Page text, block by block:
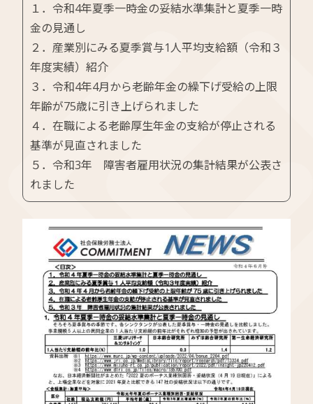
１．令和4年夏季一時金の妥結水準集計と夏季一時
金の見通し
２．産業別にみる夏季賞与1人平均支給額（令和３
年度実績）紹介
３．令和4年4月から老齢年金の繰下げ受給の上限
年齢が75歳に引き上げられました
４．在職による老齢厚生年金の支給が停止される
基準が見直されました
５．令和3年 障害者雇用状況の集計結果が公表さ
れました